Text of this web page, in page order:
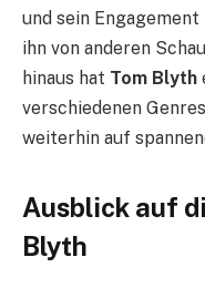
und sein
ihn von anderen
hinaus hat Tom Blyth
verschiedenen
weiterhin auf
Ausblick auf
Blyth